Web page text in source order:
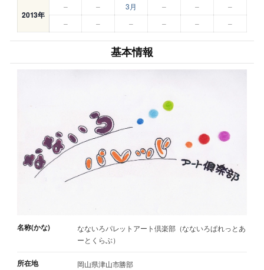
2013年
– – 3月 – –
–
–
– – – – –
基本情報
名称(かな)
なないろパレットアート倶楽部（なないろぱれっとあ
ーとくらぶ）
所在地 岡山県津山市勝部